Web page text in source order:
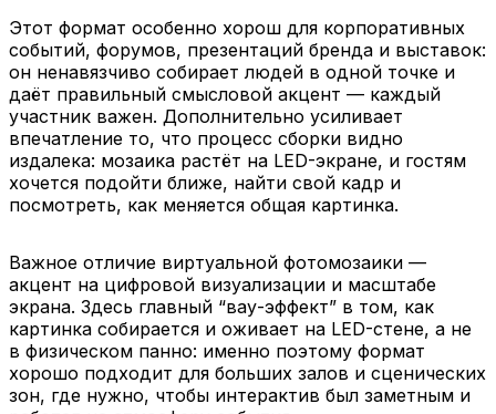
событий: мозаика
выглядит плотнее и
богаче за счёт
количества элементов.
Этот формат особенно хорош для корпоративных
событий, форумов, презентаций бренда и выставок:
он ненавязчиво собирает людей в одной точке и
даёт правильный смысловой акцент — каждый
участник важен. Дополнительно усиливает
впечатление то, что процесс сборки видно
издалека: мозаика растёт на LED-экране, и гостям
хочется подойти ближе, найти свой кадр и
посмотреть, как меняется общая картинка.
Важное отличие виртуальной фотомозаики —
акцент на цифровой визуализации и масштабе
экрана. Здесь главный “вау-эффект” в том, как
картинка собирается и оживает на LED-стене, а не
в физическом панно: именно поэтому формат
хорошо подходит для больших залов и сценических
зон, где нужно, чтобы интерактив был заметным и